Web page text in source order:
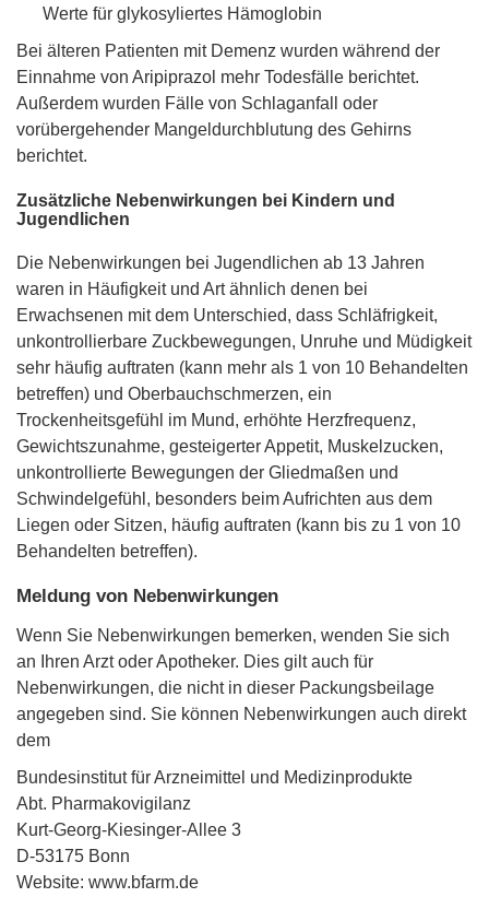
Werte für glykosyliertes Hämoglobin
Bei älteren Patienten mit Demenz wurden während der
Einnahme von Aripiprazol mehr Todesfälle berichtet.
Außerdem wurden Fälle von Schlaganfall oder
vorübergehender Mangeldurchblutung des Gehirns
berichtet.
Zusätzliche Nebenwirkungen bei Kindern und
Jugendlichen
Die Nebenwirkungen bei Jugendlichen ab 13 Jahren
waren in Häufigkeit und Art ähnlich denen bei
Erwachsenen mit dem Unterschied, dass Schläfrigkeit,
unkontrollierbare Zuckbewegungen, Unruhe und Müdigkeit
sehr häufig auftraten (kann mehr als 1 von 10 Behandelten
betreffen) und Oberbauchschmerzen, ein
Trockenheitsgefühl im Mund, erhöhte Herzfrequenz,
Gewichtszunahme, gesteigerter Appetit, Muskelzucken,
unkontrollierte Bewegungen der Gliedmaßen und
Schwindelgefühl, besonders beim Aufrichten aus dem
Liegen oder Sitzen, häufig auftraten (kann bis zu 1 von 10
Behandelten betreffen).
Meldung von Nebenwirkungen
Wenn Sie Nebenwirkungen bemerken, wenden Sie sich
an Ihren Arzt oder Apotheker. Dies gilt auch für
Nebenwirkungen, die nicht in dieser Packungsbeilage
angegeben sind. Sie können Nebenwirkungen auch direkt
dem
Bundesinstitut für Arzneimittel und Medizinprodukte
Abt. Pharmakovigilanz
Kurt-Georg-Kiesinger-Allee 3
D-53175 Bonn
Website: www.bfarm.de